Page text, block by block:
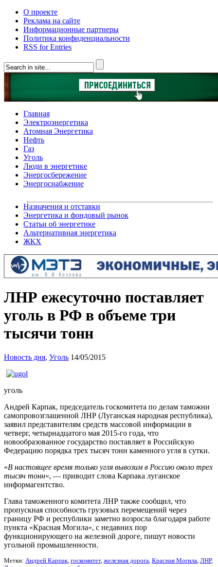
О проекте
Реклама на сайте
Информационные партнеры
Политика конфиденциальности
RSS for Entries
Главная
Электроэнергетика
Атомная Энергетика
Нефть
Газ
Уголь
Люди в энергетике
Энергосбережение
Энергоснабжение
Назначения и отставки
Энергетика и фондовый рынок
Статьи об энергетике
Альтернативная энергетика
ЖКХ
ЛНР ежесуточно поставляет
уголь в РФ в объеме три
тысячи тонн
Новость дня, Уголь 14/05/2015
уголь
Андрей Карпак, председатель госкомитета по делам таможни
самопровозглашенной ЛНР (Луганская народная республика),
заявил представителям средств массовой информации в
четверг, четырнадцатого мая 2015-го года, что
новообразованное государство поставляет в Российскую
Федерацию порядка трех тысяч тонн каменного угля в сутки.
«В настоящее время только угля вывозим в Россию около трех
тысяч тонн«, — приводит слова Карпака луганское
информагентство.
Глава таможенного комитета ЛНР также сообщил, что
пропускная способность грузовых перемещений через
границу РФ и республики заметно возросла благодаря работе
пункта «Красная Могила», с недавних пор
функционирующего на железной дороге, пишут новости
угольной промышленности.
Метки: Андрей Карпак, госкомитет, железная дорога, Красная Могила, ЛНР,